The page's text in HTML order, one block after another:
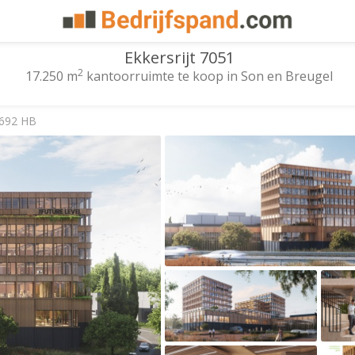
HB
Ekkersrijt 7051
17.250 m2 kantoorruimte te koop in Son en Breugel